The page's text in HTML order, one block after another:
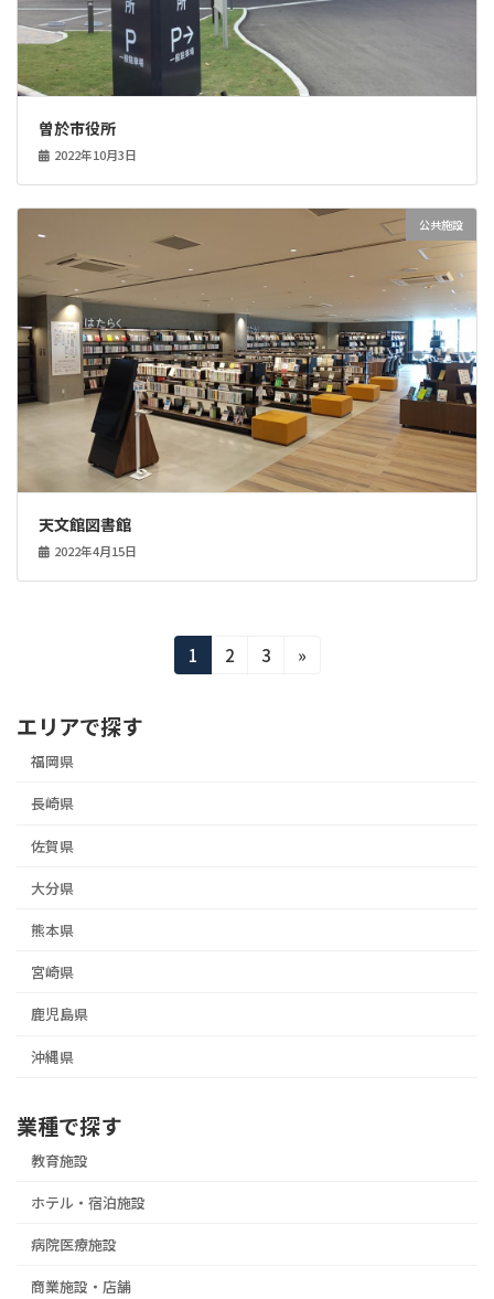
曽於市役所
2022年10月3日
公共施設
天文館図書館
2022年4月15日
の
ペ
ー
ジ
送
り
固
定
1
固
2
固
3 »
エリアで探す
福岡県
長崎県
佐賀県
大分県
熊本県
宮崎県
鹿児島県
沖縄県
業種で探す
教育施設
ホテル・宿泊施設
病院医療施設
商業施設・店舗